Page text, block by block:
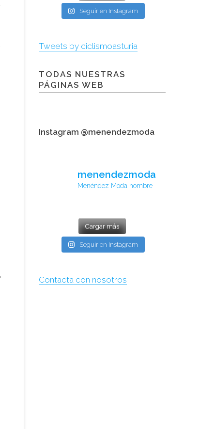
Seguir en Instagram
Tweets by ciclismoasturia
TODAS NUESTRAS
PÁGINAS WEB
Instagram @menendezmoda
menendezmoda
Menéndez Moda hombre
Cargar más
Seguir en Instagram
Contacta con nosotros